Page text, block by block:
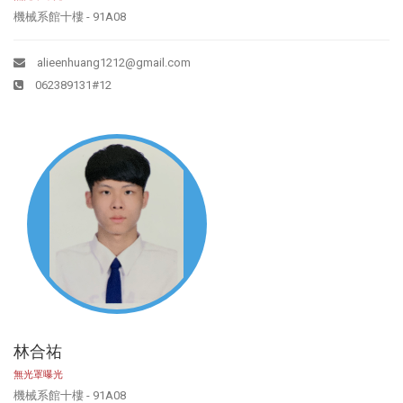
機械系館十樓 - 91A08
alieenhuang1212@gmail.com
062389131#12
林合祐
無光罩曝光
機械系館十樓 - 91A08